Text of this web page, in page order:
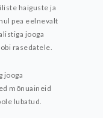
haiguste ja
pea eelnevalt
jooga
rasedatele.
jooga
mõnuaineid
lubatud.